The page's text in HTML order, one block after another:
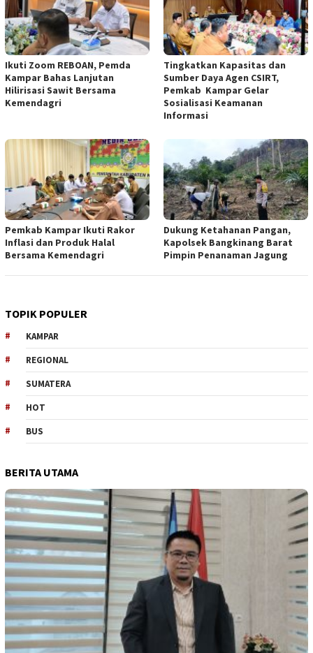
Ikuti Zoom REBOAN, Pemda
Kampar Bahas Lanjutan
Hilirisasi Sawit Bersama
Kemendagri
Tingkatkan Kapasitas dan
Sumber Daya Agen CSIRT,
Pemkab Kampar Gelar
Sosialisasi Keamanan
Informasi
Pemkab Kampar Ikuti Rakor
Inflasi dan Produk Halal
Bersama Kemendagri
Dukung Ketahanan Pangan,
Kapolsek Bangkinang Barat
Pimpin Penanaman Jagung
TOPIK POPULER
KAMPAR
REGIONAL
SUMATERA
HOT
BUS
BERITA UTAMA